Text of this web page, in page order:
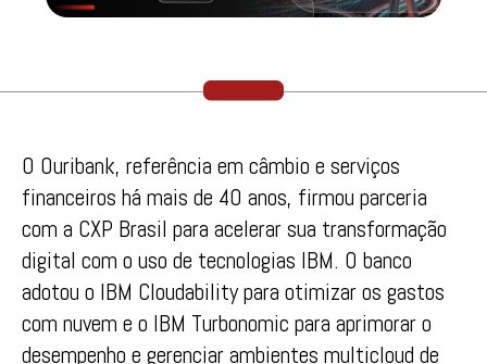
O Ouribank, referência em câmbio e serviços
financeiros há mais de 40 anos, firmou parceria
com a CXP Brasil para acelerar sua transformação
digital com o uso de tecnologias IBM. O banco
adotou o IBM Cloudability para otimizar os gastos
com nuvem e o IBM Turbonomic para aprimorar o
desempenho e gerenciar ambientes multicloud de